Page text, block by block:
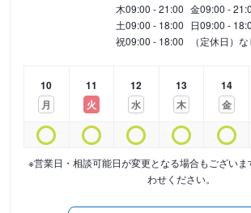
木09:00 - 21:00 金09:00 -
土09:00 - 18:00 日09:00 -
祝09:00 - 18:00 （定休日）な
10
月
11
火
12
水
13
木
14
金
※営業日・相談可能日が変更となる場合もござい
わせください。